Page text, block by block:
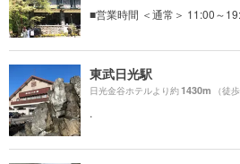
■営業時間 ＜通常＞ 11:00～
東武日光駅
日光金谷ホテルより約1430m （徒
.